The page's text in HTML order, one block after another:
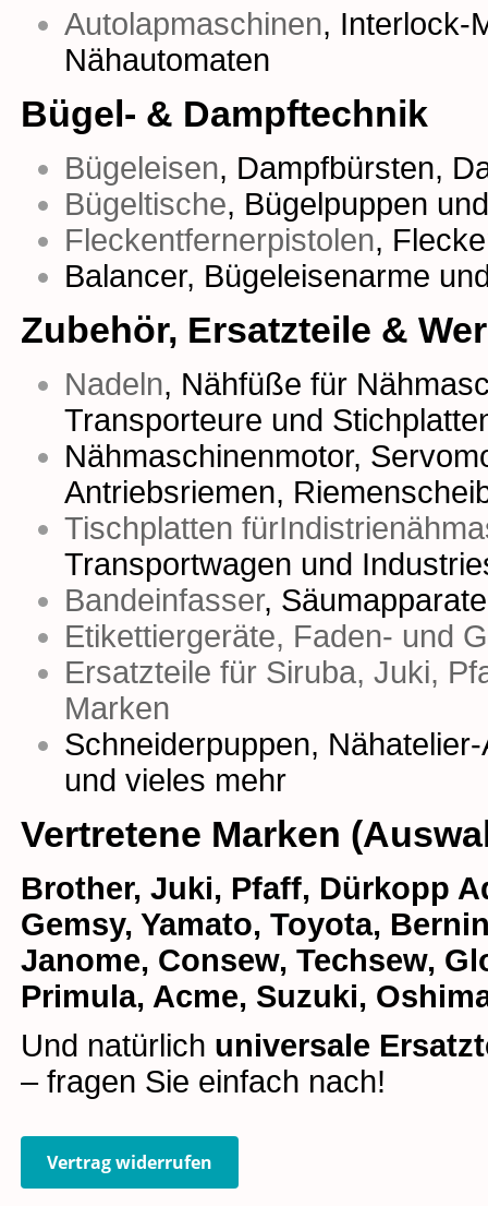
Autolapmaschinen, Interlock-
Nähautomaten
Bügel- & Dampftechnik
Bügeleisen, Dampfbürsten,
Bügeltische, Bügelpuppen
Fleckentfernerpistolen,
Balancer, Bügeleisenarme
Zubehör, Ersatzteile &
Nadeln, Nähfüße für
Transporteure und
Nähmaschinenmotor,
Antriebsriemen,
Tischplatten
Transportwagen und
Bandeinfasser, Säumapparate
Etikettiergeräte, Faden- und
Ersatzteile für Siruba, Juki,
Marken
Schneiderpuppen,
und vieles mehr
Vertretene Marken
Brother, Juki, Pfaff, Dürkopp
Gemsy, Yamato, Toyota,
Janome, Consew, Techsew,
Primula, Acme, Suzuki,
Und natürlich universale
– fragen Sie einfach nach!
Vertrag widerrufen